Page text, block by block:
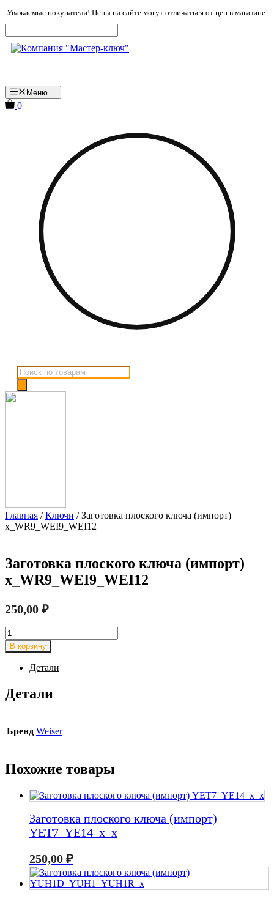
Перейти
к
содержимому
Уважаемые покупатели! Цены на сайте могут отличаться от цен в магазине.
Меню
0
Поиск
товаров
Главная /Ключи / Заготовка плоского ключа (импорт)
x_WR9_WEI9_WEI12
Заготовка плоского ключа (импорт)
x_WR9_WEI9_WEI12
250,00 ₽
Количество
товара
Заготовка
плоского
ключа
(импорт)
x_WR9_WEI9_WEI12
В корзину
Детали
Детали
Бренд Weiser
Похожие товары
Заготовка плоского ключа (импорт)
YET7_YE14_x_x
250,00 ₽